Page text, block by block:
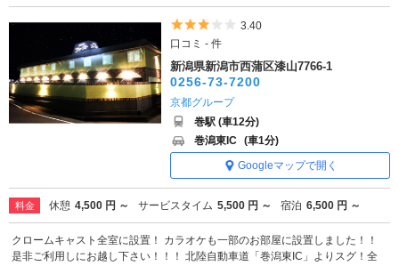
5つ星のうち3
3.40
口コミ - 件
新潟県新潟市西蒲区漆山7766-1
0256-73-7200
京都グループ
巻駅 (車12分)
巻潟東IC (車1分)
Googleマップで開く
料金 休憩 4,500 円 ～ サービスタイム 5,500 円 ～ 宿泊 6,500 円 ～
クロームキャスト全室に設置！ カラオケも一部のお部屋に設置しました！！
是非ご利用しにお越し下さい！！！ 北陸自動車道「巻潟東IC」よりスグ！全